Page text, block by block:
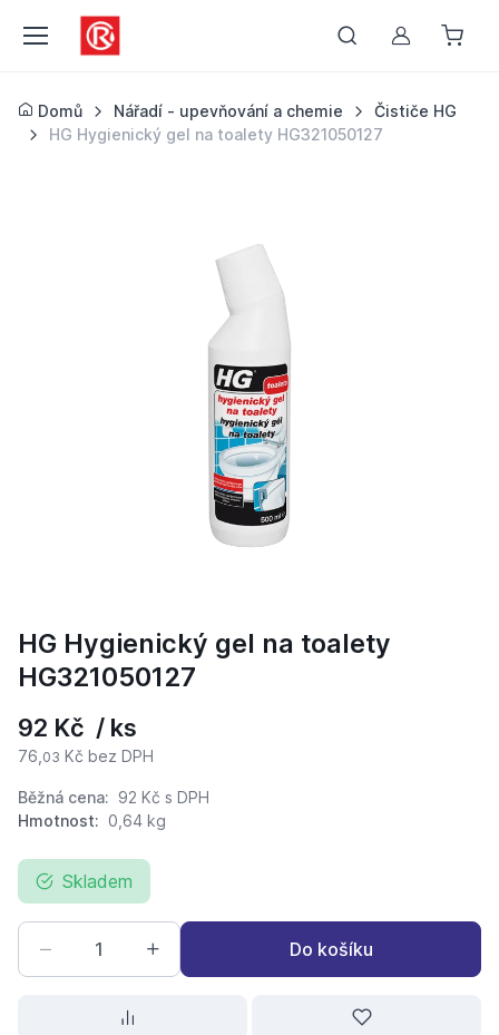
Můj účet
Domů Nářadí - upevňování a chemie
Čističe HG
HG Hygienický gel na toalety HG321050127
HG Hygienický gel na toalety
HG321050127
92 Kč / ks
76, 03 Kč bez DPH
Běžná cena: 92 Kč s DPH
Hmotnost: 0,64 kg
Skladem
Do košíku